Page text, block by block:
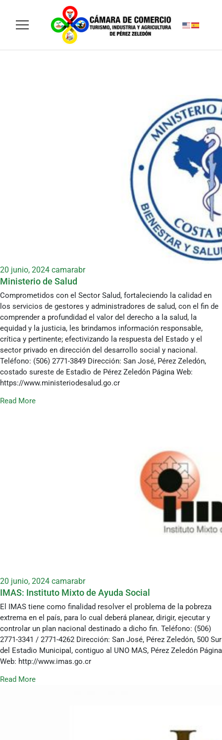
20 junio, 2024 camarabr
Ministerio de Salud
Comprometidos con el Sector Salud, fortaleciendo la calidad en
los servicios de gestores y administradores de salud, con el fin de
comprender a profundidad el valor del derecho a la salud, la
equidad y la justicia, les brindamos información responsable,
crítica y pertinente; efectivizando la respuesta del Estado y el
sector privado en dirección del desarrollo social y nacional.
Teléfono: (506) 2771-3849 Dirección: San José, Pérez Zeledón,
costado sureste de Estadio de Pérez Zeledón Página Web:
https://www.ministeriodesalud.go.cr
Read More
20 junio, 2024 camarabr
IMAS: Instituto Mixto de Ayuda Social
El IMAS tiene como finalidad resolver el problema de la pobreza
extrema en el país, para lo cual deberá planear, dirigir, ejecutar y
controlar un plan nacional destinado a dicho fin. Teléfono: (506)
2771-3341 / 2771-4262 Dirección: San José, Pérez Zeledón, 500 Sur
del Estadio Municipal, contiguo al UNO MAS, Pérez Zeledón Página
Web: http://www.imas.go.cr
Read More